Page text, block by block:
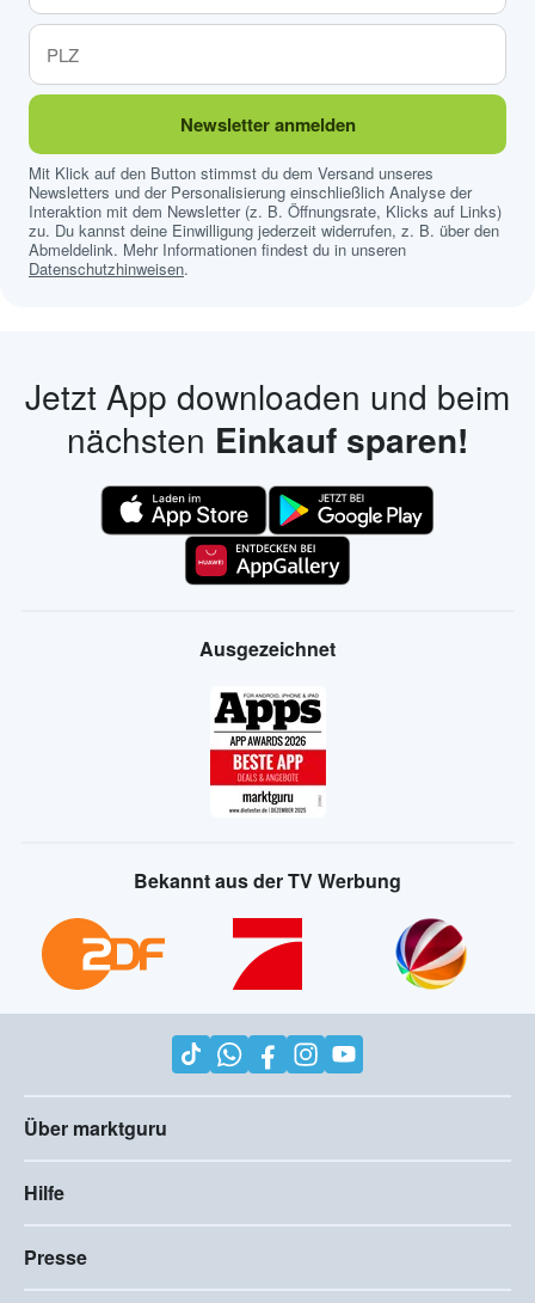
Newsletter anmelden
Mit Klick auf den Button stimmst du dem Versand unseres
Newsletters und der Personalisierung einschließlich Analyse der
Interaktion mit dem Newsletter (z. B. Öffnungsrate, Klicks auf Links)
zu. Du kannst deine Einwilligung jederzeit widerrufen, z. B. über den
Abmeldelink. Mehr Informationen findest du in unseren
Datenschutzhinweisen.
Jetzt App downloaden und beim
nächsten Einkauf sparen!
Ausgezeichnet
Bekannt aus der TV Werbung
Über marktguru
Hilfe
Presse